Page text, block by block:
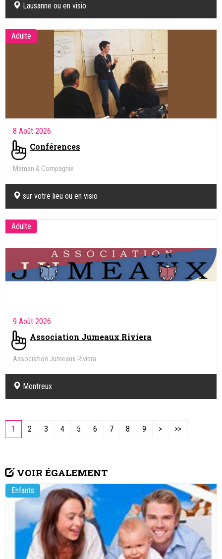
Lausanne ou en visio
Adulte
8 Août 2026
Conférences
Maman & Compagnie
sur votre lieu ou en visio
Adulte
9 Août 2026
Association Jumeaux Riviera
Association Jumeaux Riviera
Montreux
1 2 3 4 5 6 7 8 9 > >>
VOIR ÉGALEMENT
Enfants